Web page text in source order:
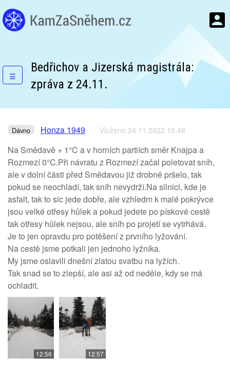
☰
Bedřichov a Jizerská magistrála:
zpráva z 24.11.
Dávno Honza 1949 Vloženo 24.11.2022 15:48
Na Smědavě + 1°C a v horních partiích směr Knajpa a
Rozmezí 0°C.Při návratu z Rozmezí začal poletovat sníh,
ale v dolní části před Smědavou již drobně pršelo, tak
pokud se neochladí, tak sníh nevydrží.Na silnici, kde je
asfalt, tak to sic jede dobře, ale vzhledm k malé pokrývce
jsou velké otřesy hůlek a pokud jedete po pískové cestě
tak otřesy hůlek nejsou, ale sníh po projetí se vytrhává.
Je to jen opravdu pro potěšení z prvního lyžování.
Na cestě jsme potkali jen jednoho lyžníka.
My jsme oslavili dnešní zlatou svatbu na lyžích.
Tak snad se to zlepší, ale asi až od neděle, kdy se má
ochladit.
12:56 12:57